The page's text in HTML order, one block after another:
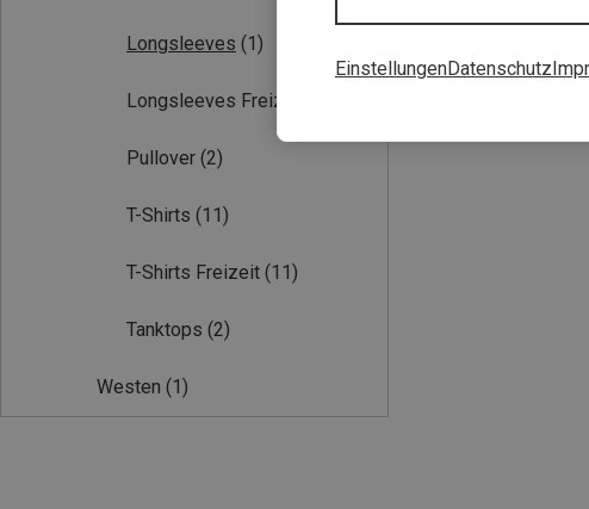
Longsleeves (1)
Longsleeves Freizeit
Pullover (2)
T-Shirts (11)
T-Shirts Freizeit (11)
Tanktops (2)
Westen (1)
EinstellungenDatenschutz